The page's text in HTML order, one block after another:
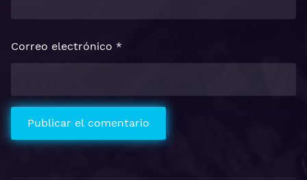
Correo electrónico *